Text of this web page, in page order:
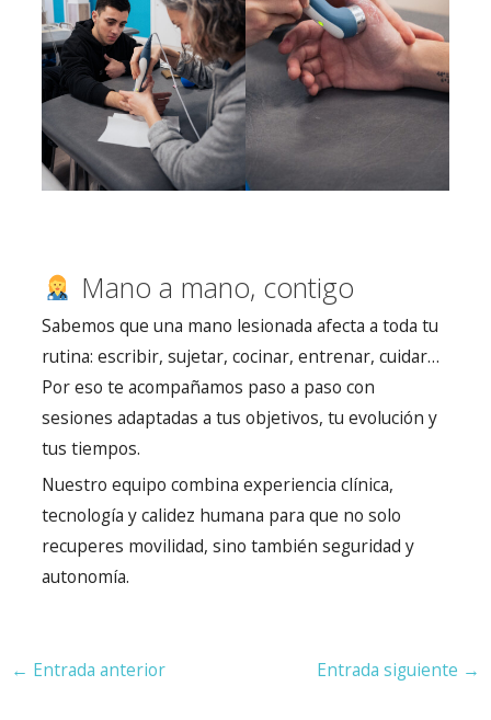
Mano a mano, contigo
Sabemos que una mano lesionada afecta a toda tu
rutina: escribir, sujetar, cocinar, entrenar, cuidar…
Por eso te acompañamos paso a paso con
sesiones adaptadas a tus objetivos, tu evolución y
tus tiempos.
Nuestro equipo combina experiencia clínica,
tecnología y calidez humana para que no solo
recuperes movilidad, sino también seguridad y
autonomía.
Navegación
← Entrada anterior Entrada siguiente →